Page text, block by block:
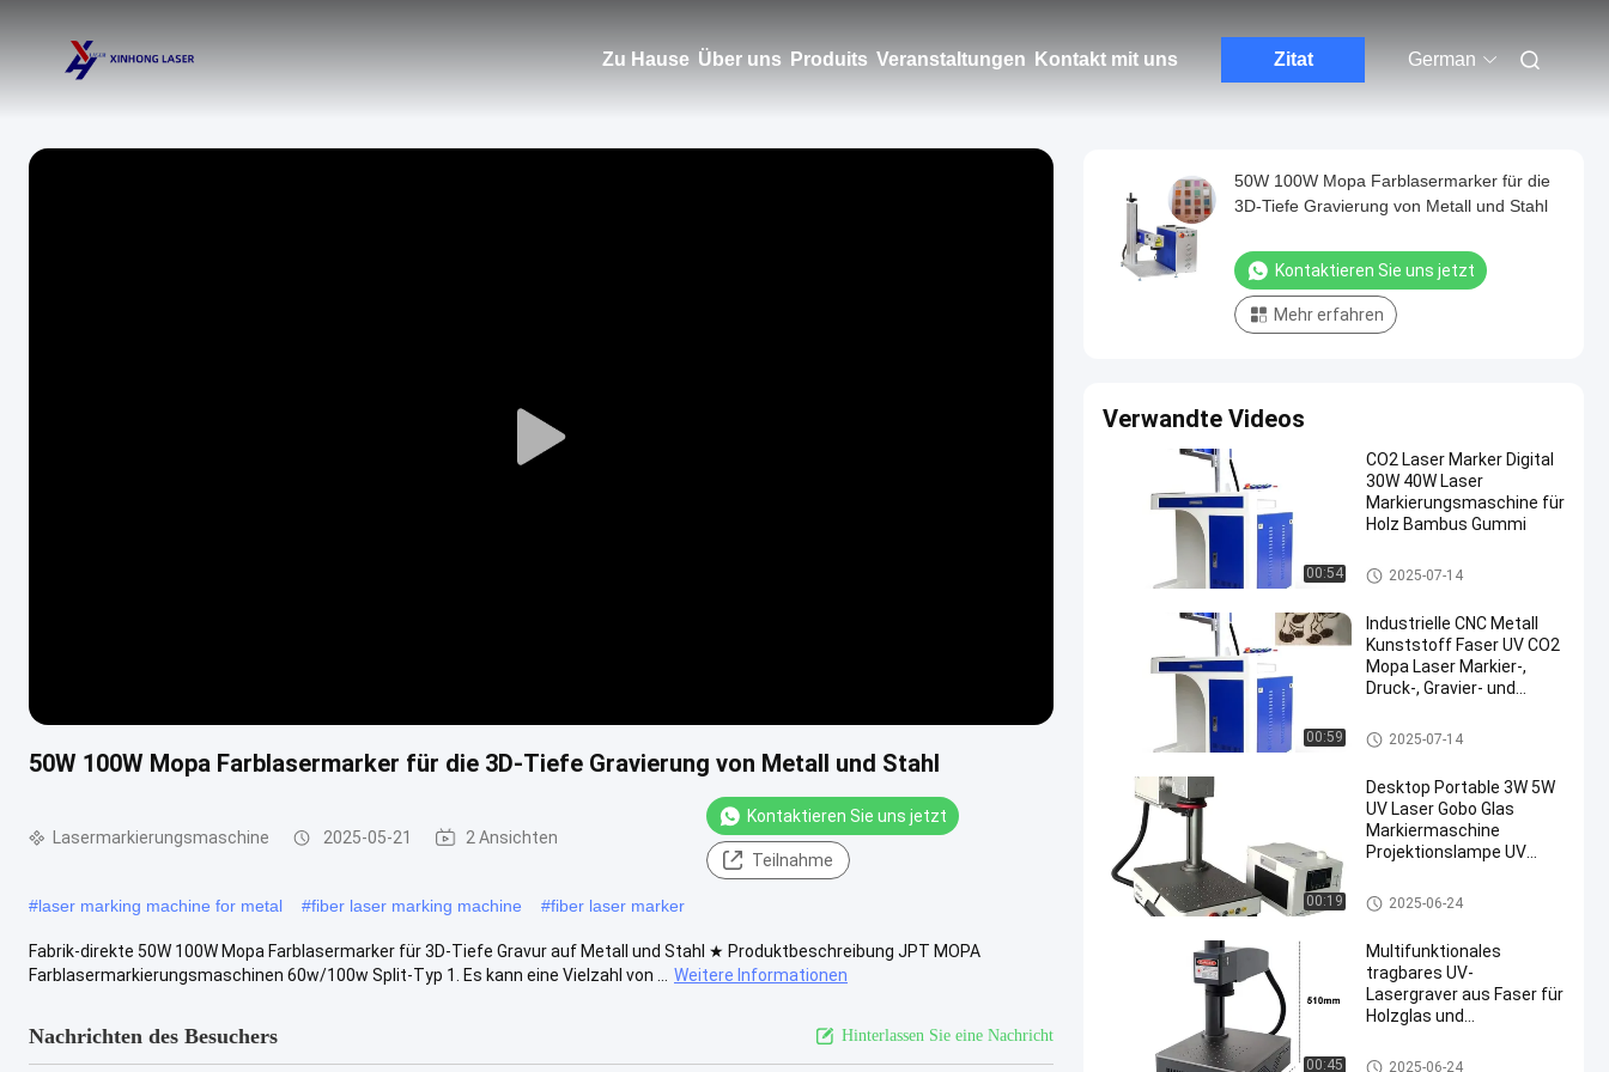
Zu Hause Über uns Produits Veranstaltungen Kontakt mit uns Zitat German
Play
50W 100W Mopa Farblasermarker für die 3D-Tiefe Gravierung von Metall und Stahl
Lasermarkierungsmaschine 2025-05-21 2 Ansichten
Kontaktieren Sie uns jetzt
Teilnahme
#laser marking machine for metal #fiber laser marking machine #fiber laser marker
Fabrik-direkte 50W 100W Mopa Farblasermarker für 3D-Tiefe Gravur auf Metall und Stahl ★ Produktbeschreibung JPT MOPA
Farblasermarkierungsmaschinen 60w/100w Split-Typ 1. Es kann eine Vielzahl von ...
Weitere Informationen
Nachrichten des Besuchers Hinterlassen Sie eine Nachricht
50W 100W Mopa Farblasermarker für die
3D-Tiefe Gravierung von Metall und Stahl
Kontaktieren Sie uns jetzt
Mehr erfahren
Verwandte Videos
00:54
CO2 Laser Marker Digital
30W 40W Laser
Markierungsmaschine für
Holz Bambus Gummi
Lasermarkierungsmaschine
2025-07-14
00:59
Industrielle CNC Metall
Kunststoff Faser UV CO2
Mopa Laser Markier-,
Druck-, Gravier- und
Lasermarkierungsmaschine
2025-07-14
00:19
Desktop Portable 3W 5W
UV Laser Gobo Glas
Markiermaschine
Projektionslampe UV
Lasermarkierungsmaschine
2025-06-24
00:45
Multifunktionales
tragbares UV-
Lasergraver aus Faser für
Holzglas und
Lasermarkierungsmaschine
2025-06-24